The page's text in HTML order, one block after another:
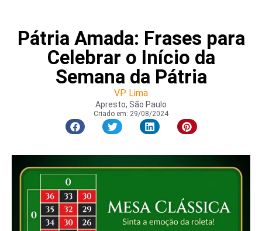
Pátria Amada: Frases para
Celebrar o Início da
Semana da Pátria
VP Lima
Apresto, São Paulo
Criado em: 29/08/2024